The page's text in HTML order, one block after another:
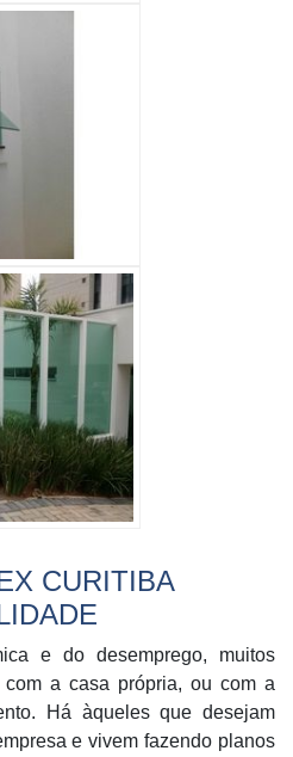
CURITIBA
e do desemprego, muitos
com a casa própria, ou com a
Há àqueles que desejam
e vivem fazendo planos